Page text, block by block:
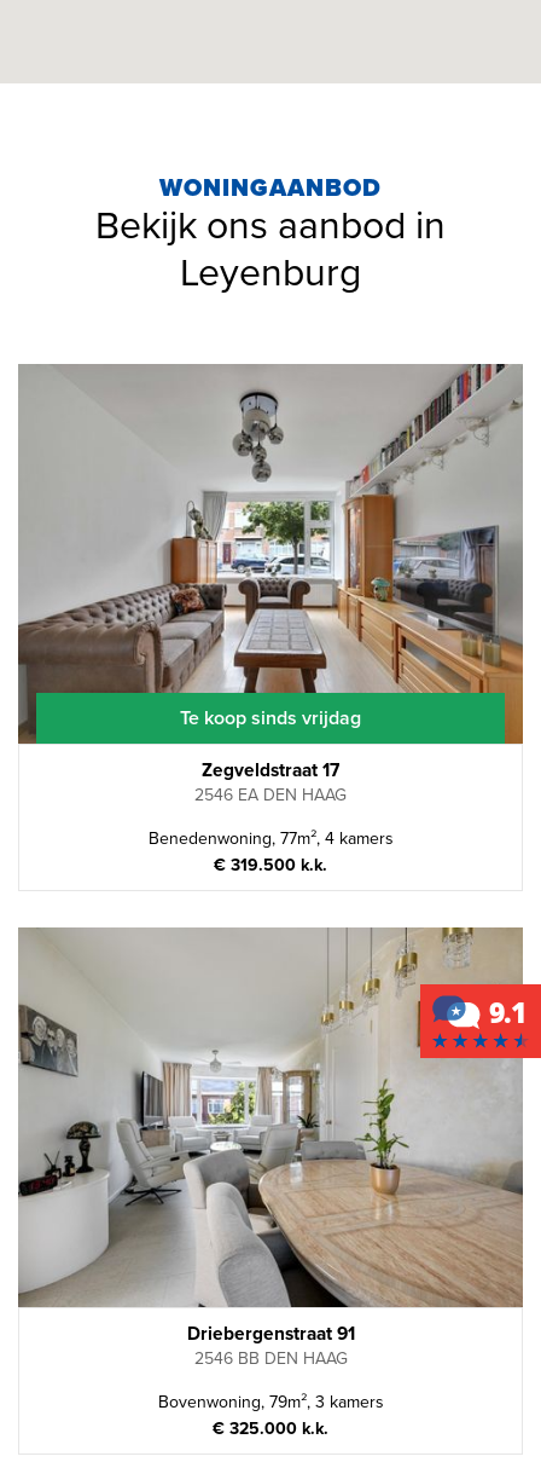
WONINGAANBOD
Bekijk ons aanbod in
Leyenburg
Te koop sinds vrijdag
Zegveldstraat 17
2546 EA DEN HAAG
Benedenwoning, 77m², 4 kamers
€ 319.500 k.k.
Driebergenstraat 91
2546 BB DEN HAAG
Bovenwoning, 79m², 3 kamers
€ 325.000 k.k.